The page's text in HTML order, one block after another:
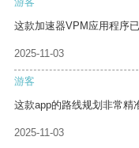
这款加速器VPM应用程序
2025-11-03
游客
这款app的路线规划非常精
2025-11-03